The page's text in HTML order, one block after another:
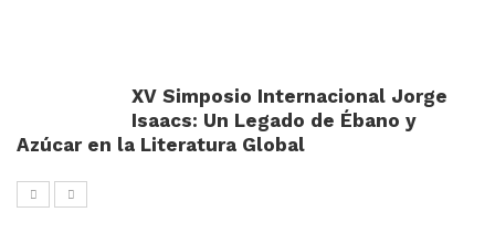
XV Simposio Internacional Jorge
Isaacs: Un Legado de Ébano y
Azúcar en la Literatura Global